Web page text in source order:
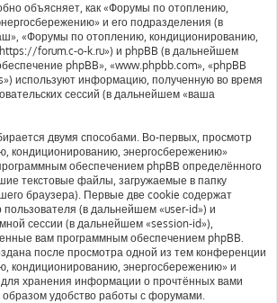
объясняет, как «Форумы по отоплению,
и его подразделения (в
«Форумы по отоплению, кондиционированию,
forum.c-o-k.ru») и phpBB (в дальнейшем
phpBB», «www.phpbb.com», «phpBB
используют информацию, полученную во время
сессий (в дальнейшем «ваша
двумя способами. Во-первых, просмотр
кондиционированию, энергосбережению»
обеспечением phpBB определённого
текстовые файлы, загружаемые в папку
браузера). Первые две cookie содержат
пользователя (в дальнейшем «user-id») и
сессии (в дальнейшем «session-id»),
вам программным обеспечением phpBB.
после просмотра одной из тем конференции
кондиционированию, энергосбережению» и
для хранения информации о прочтённых вами
удобство работы с форумами.